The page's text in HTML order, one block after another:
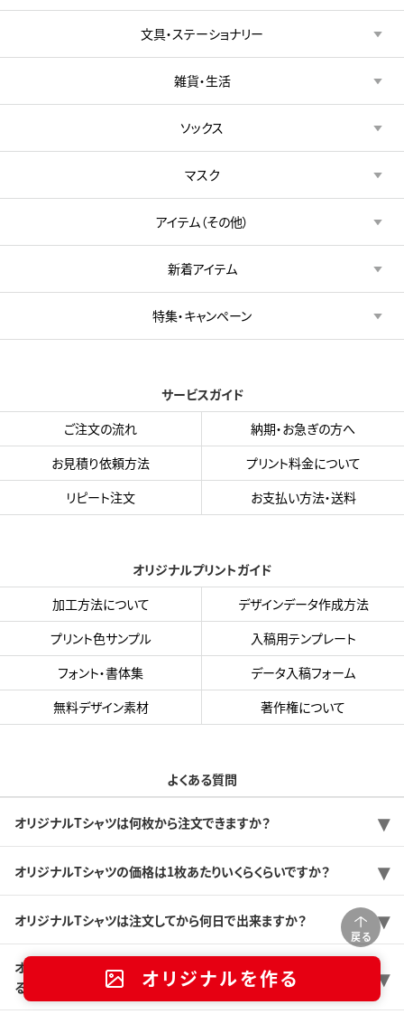
戻る
オリジナルを作る
文具・ステーショナリー
雑貨・生活
ソックス
マスク
アイテム（その他）
新着アイテム
特集・キャンペーン
サービスガイド
ご注文の流れ
納期・お急ぎの方へ
お見積り依頼方法
プリント料金について
リピート注文
お支払い方法・送料
オリジナルプリントガイド
加工方法について
デザインデータ作成方法
プリント色サンプル
入稿用テンプレート
フォント・書体集
データ入稿フォーム
無料デザイン素材
著作権について
よくある質問
オリジナルTシャツは何枚から注文できますか？
オリジナルTシャツの価格は1枚あたりいくらくらいですか？
オリジナルTシャツは注文してから何日で出来ますか？
オリジナルTシャツをできるだけ安く作りたいのですが、価格を抑え
る方法はありますか？